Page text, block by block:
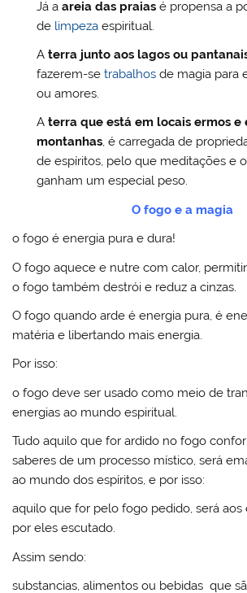
Já aareia das praias é propensa a
de limpeza espiritual.
Aterra junto aos lagos ou
fazerem-setrabalhos de magia para
ou amores.
Aterra que está em locais ermos e
montanhas, é carregada de
de espíritos, pelo que meditações e
ganham um especial peso.
O fogo e a magia
o fogo é energia pura e dura!
O fogo aquece e nutre com calor,
o fogo também destrói e reduz a cinzas.
O fogo quando arde é energia pura, é
matéria e libertando mais energia.
Por isso:
o fogo deve ser usado como meio de
energias ao mundo espiritual.
Tudo aquilo que for ardido no fogo
saberes de um processo místico, será
ao mundo dos espíritos, e por isso:
aquilo que for pelo fogo pedido, será aos
por eles escutado.
Assim sendo:
substancias, alimentos ou bebidas que